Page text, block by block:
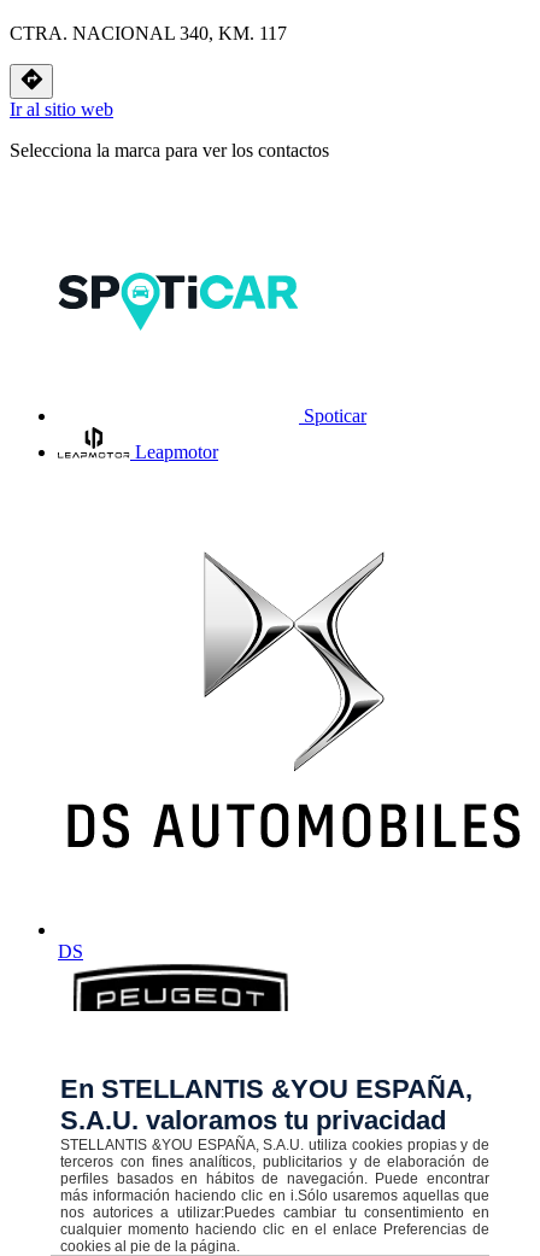
CTRA. NACIONAL 340, KM. 117
Ir al sitio web
Selecciona la marca para ver los contactos
Spoticar
Leapmotor
DS
Peugeot
En STELLANTIS &YOU ESPAÑA,
S.A.U. valoramos tu privacidad
STELLANTIS &YOU ESPAÑA, S.A.U. utiliza cookies propias y de
terceros con fines analíticos, publicitarios y de elaboración de
perfiles basados en hábitos de navegación. Puede encontrar
más información haciendo clic en i.Sólo usaremos aquellas que
nos autorices a utilizar:Puedes cambiar tu consentimiento en
cualquier momento haciendo clic en el enlace Preferencias de
cookies al pie de la página.